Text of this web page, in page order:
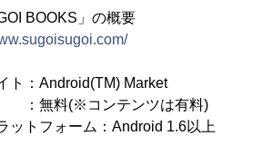
BOOKS」の概要
ト：Android(TM) Market
：無料(※コンテンツは有料)
ットフォーム：Android 1.6以上